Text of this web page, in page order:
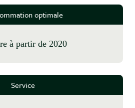
optimale
à partir de 2020
Service